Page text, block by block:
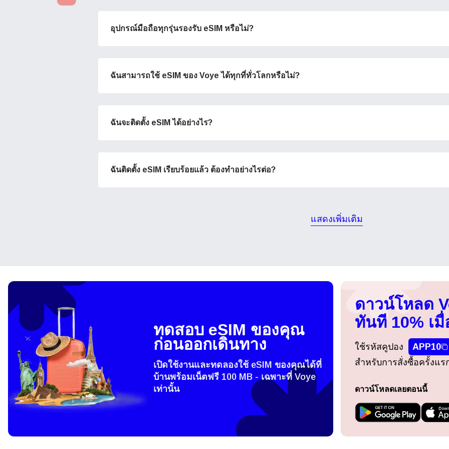
อุปกรณ์มือถือทุกรุ่นรองรับ eSIM หรือไม่?
ฉันสามารถใช้ eSIM ของ Voye ได้ทุกที่ทั่วโลกหรือไม่?
ฉันจะติดตั้ง eSIM ได้อย่างไร?
ฉันติดตั้ง eSIM เรียบร้อยแล้ว ต้องทำอย่างไรต่อ?
แสดงเพิ่มเติม
เสร็จแล้ว คุณก็สามารถเพลิดเพลินกับข้อดีของ eSIM ได้โดยไม่จำเป็นต้อง
ทดสอบ eSIM ของคุณ
ก่อนออกเดินทาง
เปิดใช้งานและทดลองใช้ eSIM ของคุณได้ที่
บ้านพร้อมเน็ตฟรี 100 MB - เฉพาะที่ Voye
เท่านั้น
ดาวน์โหลด
ทันที 10% เ
ใช้รหัสคูปอง
APP10
สำหรับการสั่งซื้อครั้งแร
ดาวน์โหลดเลยตอนนี้
English
Português
ไทย Türkçe
繁體中文
เลือกสกุลเงิน:
EUR - ยูโร
CAD - ดอลลาร์แคนาดา GBP - ปอนด์สเตอร์ลิง
AED - ดีร์แฮมสหรัฐอาหรับเอมิเรตส์ ILS - นิวเชเกลอิสราเอล
CHF - ฟรังก์สวิส
HKD - Hong Kong Dollar